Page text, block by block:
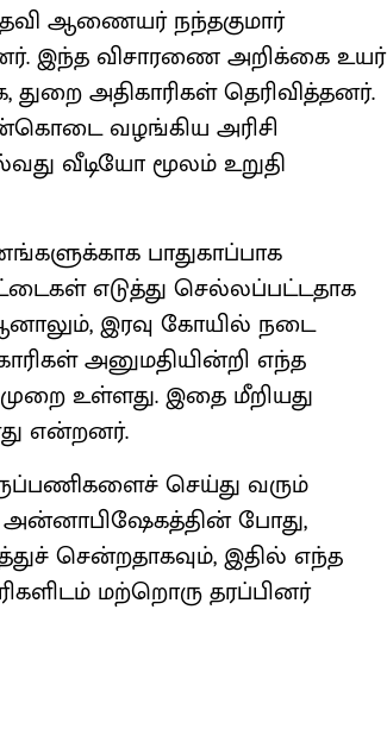
ஆணையர் நந்தகுமார்
இந்த விசாரணை அறிக்கை உயர்
அதிகாரிகள் தெரிவித்தனர்.
வழங்கிய அரிசி
வீடியோ மூலம் உறுதி
பாதுகாப்பாக
எடுத்து செல்லப்பட்டதாக
இரவு கோயில் நடை
அனுமதியின்றி எந்த
உள்ளது. இதை மீறியது
என்றனர்.
செய்து வரும்
அன்னாபிஷேகத்தின் போது,
சென்றதாகவும், இதில் எந்த
மற்றொரு தரப்பினர்